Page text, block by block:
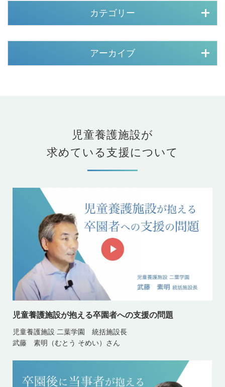
カテゴリー
アーカイブ
児童養護施設が
求めている支援について
児童養護施設が抱える卒園者への支援の問題
児童養護施設 二葉学園 統括施設長
武藤 素明（むとう そめい）さん